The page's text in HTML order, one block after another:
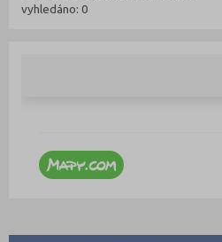
vyhledáno: 0